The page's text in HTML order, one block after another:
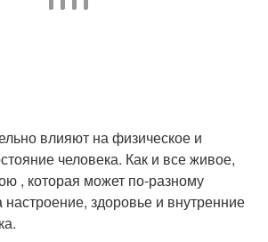
влияют на физическое и
человека. Как и все живое,
, которая может по-разному
настроение, здоровье и внутренние